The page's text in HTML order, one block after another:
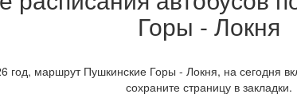
Горы - Локня
год, маршрут Пушкинские Горы - Локня, на сегодня
сохраните страницу в закладки.